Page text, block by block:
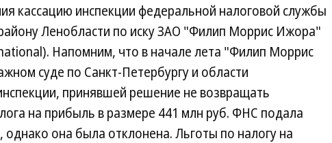
кассацию инспекции федеральной налоговой службы
Ленобласти по иску ЗАО "Филип Моррис Ижора"
Напомним, что в начале лета "Филип Моррис
суде по Санкт-Петербургу и области
принявшей решение не возвращать
на прибыль в размере 441 млн руб. ФНС подала
она была отклонена. Льготы по налогу на